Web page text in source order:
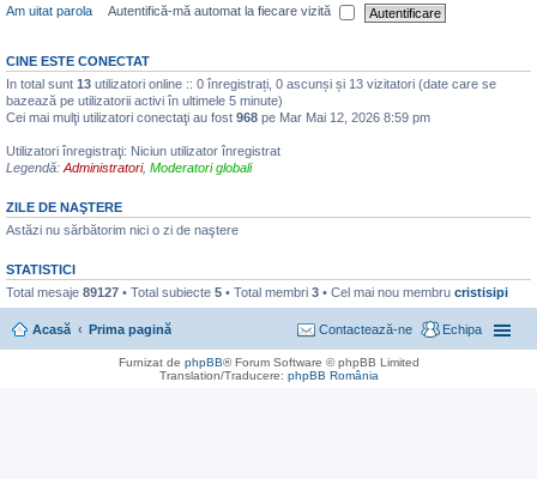
Am uitat parola
Autentifică-mă automat la fiecare vizită
CINE ESTE CONECTAT
In total sunt 13 utilizatori online :: 0 înregistrați, 0 ascunși și 13 vizitatori (date care se
bazează pe utilizatorii activi în ultimele 5 minute)
Cei mai mulţi utilizatori conectaţi au fost 968 pe Mar Mai 12, 2026 8:59 pm
Utilizatori înregistraţi: Niciun utilizator înregistrat
Legendă: Administratori, Moderatori globali
ZILE DE NAŞTERE
Astăzi nu sărbătorim nici o zi de naştere
STATISTICI
Total mesaje 89127 • Total subiecte 5 • Total membri 3 • Cel mai nou membru cristisipi
Acasă Prima pagină Echipa
Contactează-ne
Furnizat de phpBB® Forum Software © phpBB Limited
Translation/Traducere: phpBB România